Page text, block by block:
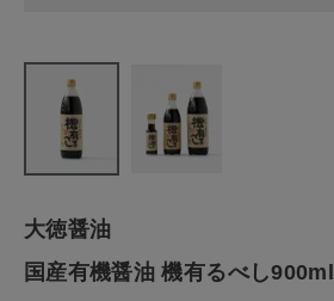
ナチュラル服
ファッション雑貨
生活雑貨
大徳醤油
国産有機醤油 機有るべし900ml